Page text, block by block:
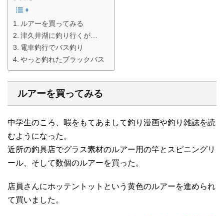
ルアーを買ってみる
津久井湖に釣り行くが…
電車釣行でバス釣り
やっと釣れたブラックバス
ルアーを買ってみる
中学生のころ、暇をもてあまして釣り漫画や釣り雑誌を読
むようになった。
近所の釣具店でグラス素材のルアー用の竿とスピニングリ
ール、そして数個のルアーを買った。
店員さんにホッテントットという黄色のルアーを進められ
て買いました。